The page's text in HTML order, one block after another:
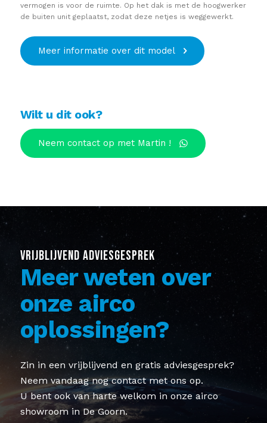
vermogen is voor de ruimte. Op het dak is met de hoogwerker
de buiten unit geplaatst, zodat deze netjes is weggewerkt.
Meer informatie over dit model
Wilt u dit ook?
Neem contact op met Martin !
VRIJBLIJVEND ADVIESGESPREK
Meer weten over
onze airco
oplossingen?
Zin in een vrijblijvend en gratis adviesgesprek?
Neem vandaag nog contact met ons op.
U bent ook van harte welkom in onze airco
showroom in De Goorn.